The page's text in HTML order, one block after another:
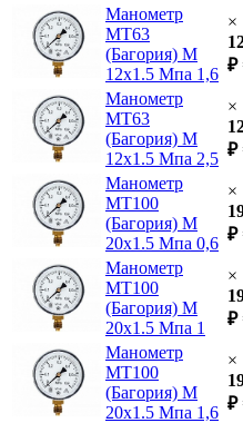
Манометр
МТ63
(Багория) М
12х1.5 Мпа 1,6
×
₽
Манометр
МТ63
(Багория) М
12х1.5 Мпа 2,5
×
₽
Манометр
МТ100
(Багория) М
20х1.5 Мпа 0,6
×
₽
Манометр
МТ100
(Багория) М
20х1.5 Мпа 1
×
₽
Манометр
МТ100
(Багория) М
20х1.5 Мпа 1,6
×
₽